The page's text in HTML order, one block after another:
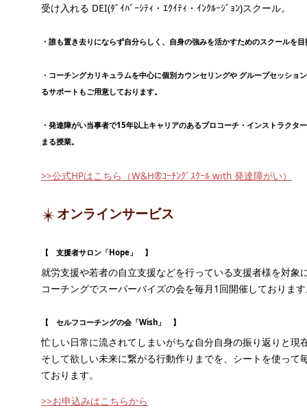
受け入れる DEI(ﾀﾞｲﾊﾞｰｼﾃｨ・ｴｸｲﾃｨ・ｲﾝｸﾙｰｼﾞｮﾝ)スクール。
・誰も置き去りにならず自分らしく、自身の強みを活かすためのスクールを
・コーチングカリキュラムを中心に個別カウンセリングや グループセッショ
るサポートもご用意しております。
・発達障がい当事者で15年以上キャリアのあるプロコーチ・インストラクタ
まる授業。
>>公式HPはこちら（W&H®ｺｰﾁﾝｸﾞｽｸｰﾙ with 発達障がい）
オンラインサービス
【 支援者サロン「Hope」 】
就労支援や若者の自立支援などを行っている支援者様を対象
コーチングでスーパーバイズの会を毎月1回開催しておりま
【 セルフコーチングの会「Wish」 】
忙しい日常に流されてしまいがちな自分自身の振り返りと現
そして欲しい未来に繋がる行動作りまでを、シートを使って
ております。
>>お申込みはこちらから